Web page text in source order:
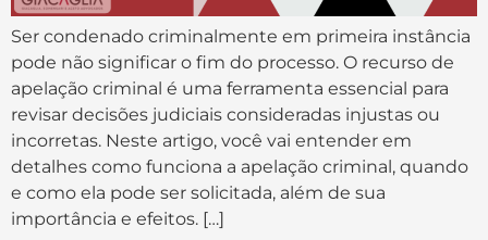
Ser condenado criminalmente em primeira instância
pode não significar o fim do processo. O recurso de
apelação criminal é uma ferramenta essencial para
revisar decisões judiciais consideradas injustas ou
incorretas. Neste artigo, você vai entender em
detalhes como funciona a apelação criminal, quando
e como ela pode ser solicitada, além de sua
importância e efeitos. […]